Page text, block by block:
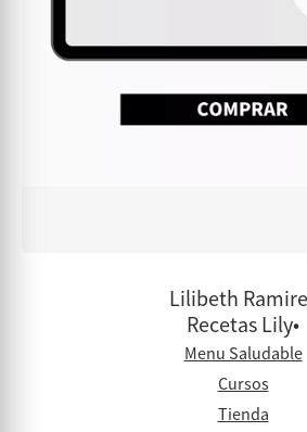
Lilibeth
Recetas Lily•
Menu Saludable
Cursos
Tienda